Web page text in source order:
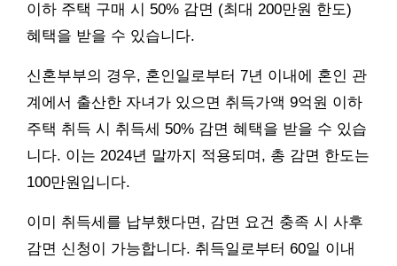
이하 주택 구매 시 50% 감면 (최대 200만원 한도)
혜택을 받을 수 있습니다.
신혼부부의 경우, 혼인일로부터 7년 이내에 혼인 관
계에서 출산한 자녀가 있으면 취득가액 9억원 이하
주택 취득 시 취득세 50% 감면 혜택을 받을 수 있습
니다. 이는 2024년 말까지 적용되며, 총 감면 한도는
100만원입니다.
이미 취득세를 납부했다면, 감면 요건 충족 시 사후
감면 신청이 가능합니다. 취득일로부터 60일 이내